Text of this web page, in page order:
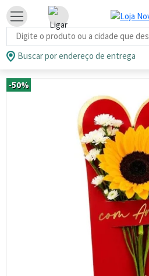
Busca de produtos
Buscar por endereço de entrega
-50%